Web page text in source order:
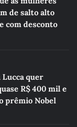
de salto alto
com desconto
quer
R$ 400 mil e
prêmio Nobel